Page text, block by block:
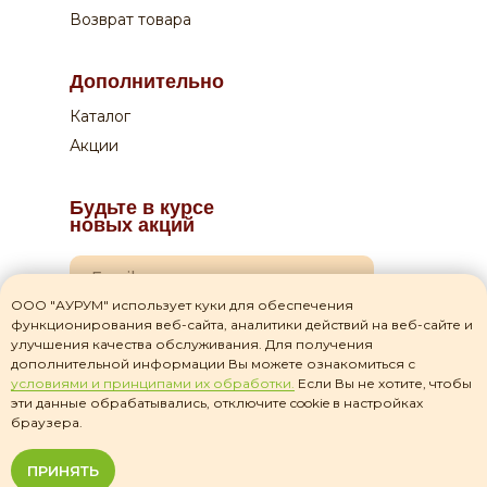
ООО "АУРУМ" использует куки для обеспечения
функционирования веб-сайта, аналитики действий на веб-сайте и
улучшения качества обслуживания. Для получения
дополнительной информации Вы можете ознакомиться с
условиями и принципами их обработки. Если Вы не хотите, чтобы
эти данные обрабатывались, отключите cookie в настройках
браузера.
ПРИНЯТЬ
ⓒ 2026 «Мясковский»
Возврат товара
Будьте в курсе
новых акций
Дополнительно
Каталог
Акции
Я даю согласие наобработку своих персональных данных
конфиденциальности и принимаю его